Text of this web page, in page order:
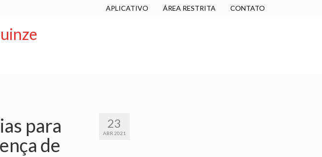
APLICATIVO ÁREA RESTRITA CONTATO
23
ABR 2021
para
de